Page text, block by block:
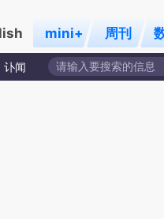
mini+ 周刊
讣闻